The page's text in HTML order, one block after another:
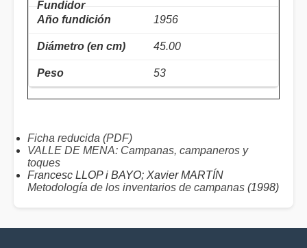
1956
45.00
53
Ficha reducida (PDF)
VALLE DE MENA: Campanas, campaneros y
toques
Francesc LLOP i BAYO; Xavier MARTÍN
Metodología de los inventarios de campanas (1998)